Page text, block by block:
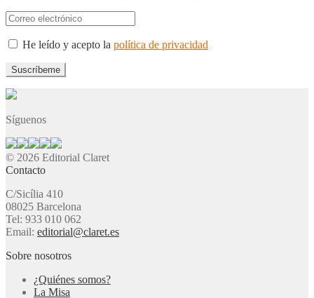
He leído y acepto la política de privacidad
Síguenos
© 2026 Editorial Claret
Contacto
C/Sicília 410
08025 Barcelona
Tel: 933 010 062
Email: editorial@claret.es
Sobre nosotros
¿Quiénes somos?
La Misa